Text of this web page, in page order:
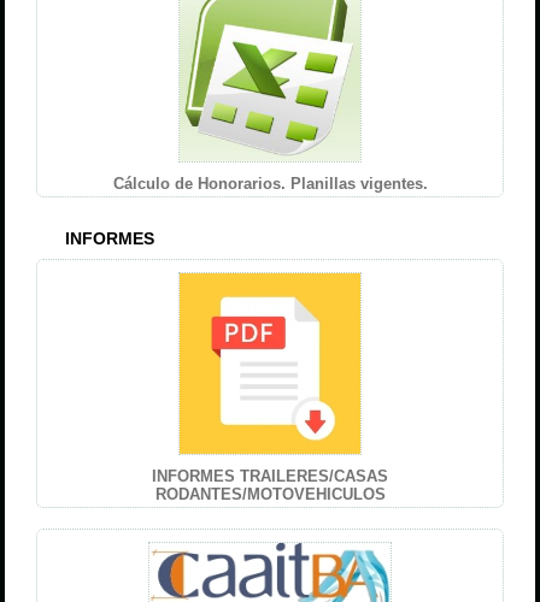
Cálculo de Honorarios. Planillas vigentes.
INFORMES
INFORMES TRAILERES/CASAS
RODANTES/MOTOVEHICULOS